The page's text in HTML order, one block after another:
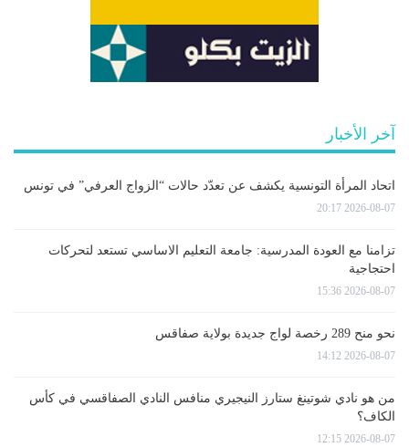
آخر الأخبار
اتحاد المرأة التونسية يكشف عن تعدّد حالات “الزواج العرفي” في تونس
2026-08-07 20:17
تزامنا مع العودة المدرسية: جامعة التعليم الاساسي تستعد لتحركات
احتجاجية
2026-08-07 15:36
نحو منح 289 رخصة لواج جديدة بولاية صفاقس
2026-08-07 14:12
من هو نادي شوتينغ ستارز النيجيري منافس النادي الصفاقسي في كأس
الكاف؟
2026-08-07 12:15